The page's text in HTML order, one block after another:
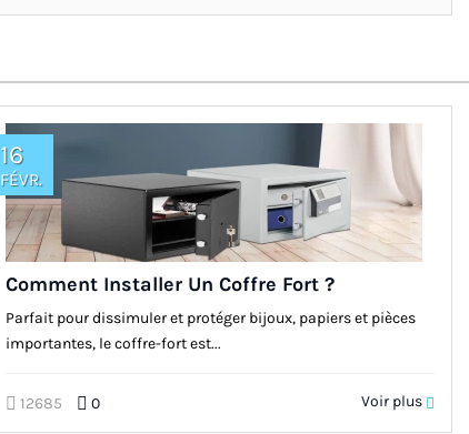
16
FÉVR.
Comment Installer Un Coffre Fort ?
Parfait pour dissimuler et protéger bijoux, papiers et pièces
importantes, le coffre-fort est...
12685 0 Voir plus